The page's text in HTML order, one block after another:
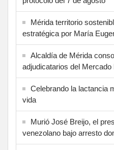
Mérida territorio
estratégica por María
Alcaldía de Mérida
adjudicatarios del Mercado
Celebrando la lactancia
vida
Murió José Breijo, el
venezolano bajo arresto